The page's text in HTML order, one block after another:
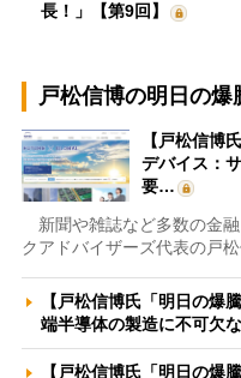
長！」【第9回】
戸松信博の明日の爆
【戸松信博
デバイス：
要…
新聞や雑誌など多数の金
クアドバイザーズ代表の戸
【戸松信博氏「明日の爆
端半導体の製造に不可欠
【戸松信博氏「明日の爆